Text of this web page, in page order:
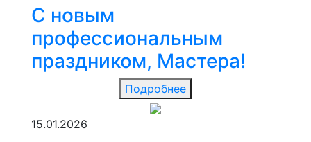
С новым
профессиональным
праздником, Мастера!
Подробнее
15.01.2026